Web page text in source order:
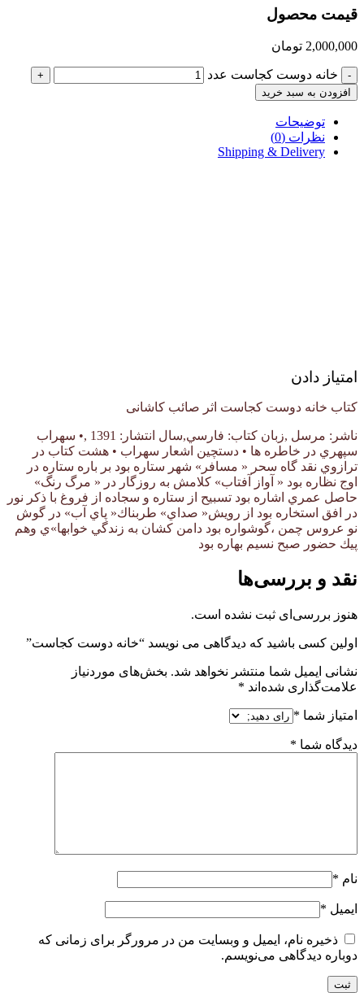
قیمت محصول
2,000,000 تومان
- خانه دوست کجاست عدد
+
افزودن به سبد خرید
توضیحات
نظرات (0)
Shipping & Delivery
امتیاز دادن
کتاب خانه دوست کجاست اثر صائب کاشانی
ناشر: مرسل ,زبان كتاب: فارسي,سال انتشار: 1391 ,• سهراب
سپهري در خاطره ها • دستچين اشعار سهراب • هشت كتاب در
ترازوي نقد گاه سحر « مسافر» شهر ستاره بود بر باره ستاره در
اوج نظاره بود « آواز آفتاب» كلامش به روزگار در « مرگ رنگ»
حاصل عمري اشاره بود تسبيح از ستاره و سجاده از فروغ با ذكر نور
در افق استخاره بود از رويش« صداي» طربناك« پاي آب» در گوش
نو عروس چمن ،گوشواره بود دامن كشان به زندگي خوابها»ي وهم
پيك حضور صبح نسيم بهاره بود
نقد و بررسی‌ها
هنوز بررسی‌ای ثبت نشده است.
اولین کسی باشید که دیدگاهی می نویسد “خانه دوست کجاست”
نشانی ایمیل شما منتشر نخواهد شد. بخش‌های موردنیاز
علامت‌گذاری شده‌اند *
امتیاز شما *
دیدگاه شما *
نام *
ایمیل *
ذخیره نام، ایمیل و وبسایت من در مرورگر برای زمانی که
دوباره دیدگاهی می‌نویسم.